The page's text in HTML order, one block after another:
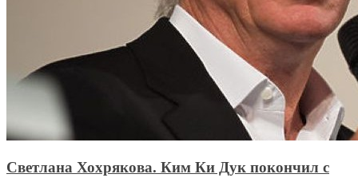
Светлана Хохрякова. Ким Ки Дук покончил с